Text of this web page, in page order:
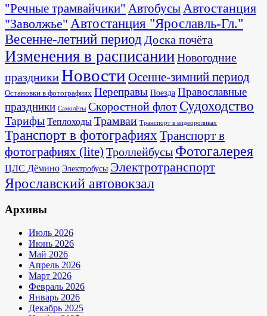
"Речные трамвайчики" АвтобусыАвтостанция
"Заволжье" Автостанция "Ярославль-Гл."
Весенне-летний период Доска почёта
Изменения в расписанииНовогодние
праздникиНовости Осенне-зимний период
Остановки в фотографиях Переправы Поезда Православные
праздники Самолёты Скоростной флот Судоходство
Тарифы Теплоходы Трамваи Транспорт в видеороликах
Транспорт в фотографияхТранспорт в
фотографиях (lite) Троллейбусы Фотогалерея
ЦЛС Дёмино Электробусы Электротранспорт
Ярославский автовокзал
Архивы
Июль 2026
Июнь 2026
Май 2026
Апрель 2026
Март 2026
Февраль 2026
Январь 2026
Декабрь 2025